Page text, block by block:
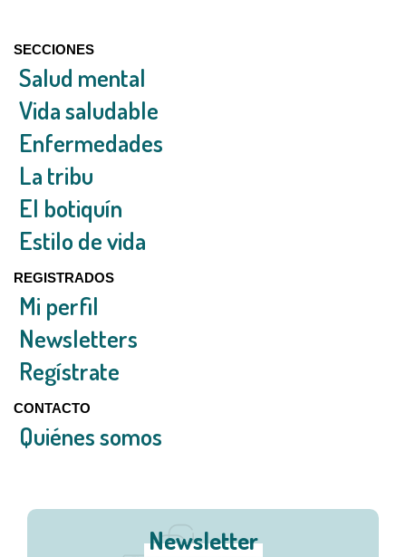
SECCIONES
Salud mental
Vida saludable
Enfermedades
La tribu
El botiquín
Estilo de vida
REGISTRADOS
Mi perfil
Newsletters
Regístrate
CONTACTO
Quiénes somos
Newsletter